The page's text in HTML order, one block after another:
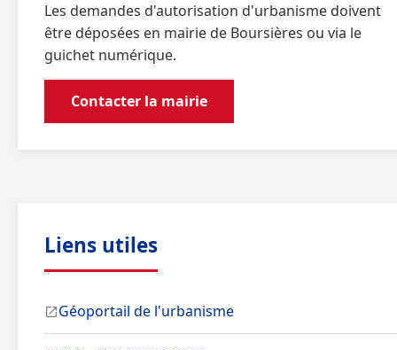
Les demandes d'autorisation d'urbanisme doivent
être déposées en mairie de Boursières ou via le
guichet numérique.
Contacter la mairie
Liens utiles
Géoportail de l'urbanisme